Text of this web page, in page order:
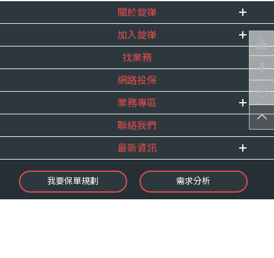
關於錠嵂
企業資訊
重要事跡
得獎紀錄
服務宣言
合作夥伴
加入錠嵂
內勤招聘
精英招募
年度增員計畫
找業務
網路投保
業務專區
E 線資源網
聯絡我們
最新資訊
最新消息
錠嵂焦點
我要保單規劃 需求分析